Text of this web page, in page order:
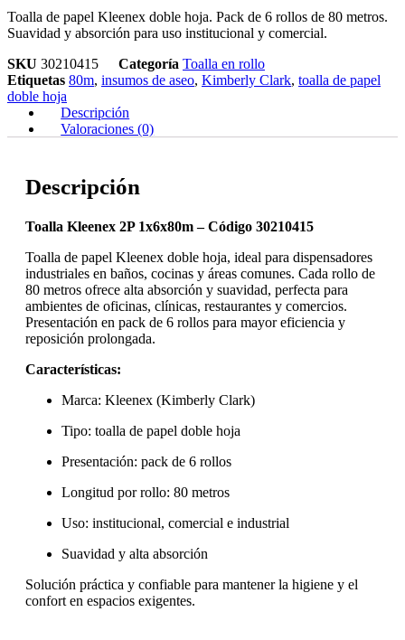
Toalla de papel Kleenex doble hoja. Pack de 6 rollos de 80 metros.
Suavidad y absorción para uso institucional y comercial.
SKU 30210415 Categoría Toalla en rollo
Etiquetas 80m, insumos de aseo, Kimberly Clark, toalla de papel
doble hoja
Descripción
Valoraciones (0)
Descripción
Toalla Kleenex 2P 1x6x80m – Código 30210415
Toalla de papel Kleenex doble hoja, ideal para dispensadores
industriales en baños, cocinas y áreas comunes. Cada rollo de
80 metros ofrece alta absorción y suavidad, perfecta para
ambientes de oficinas, clínicas, restaurantes y comercios.
Presentación en pack de 6 rollos para mayor eficiencia y
reposición prolongada.
Características:
Marca: Kleenex (Kimberly Clark)
Tipo: toalla de papel doble hoja
Presentación: pack de 6 rollos
Longitud por rollo: 80 metros
Uso: institucional, comercial e industrial
Suavidad y alta absorción
Solución práctica y confiable para mantener la higiene y el
confort en espacios exigentes.